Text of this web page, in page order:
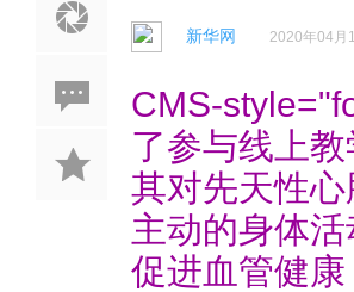
新华网 2020年04月
CMS-
了参与线上
其对先天性
主动的身体
促进血管健